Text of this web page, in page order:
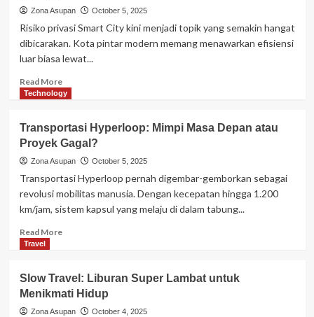
Roommate:
Apakah
Jadi
Normal
Masa
Depan?
Zona Asupan October 5, 2025
Risiko privasi Smart City kini menjadi topik yang semakin hangat
dibicarakan. Kota pintar modern memang menawarkan efisiensi
luar biasa lewat...
Read MoreRead
more
City
Gelap:
Risiko
Privasi
Balik
Kota
Technology
Transportasi Hyperloop: Mimpi Masa Depan atau
Proyek Gagal?
Zona Asupan October 5, 2025
Transportasi Hyperloop pernah digembar-gemborkan sebagai
revolusi mobilitas manusia. Dengan kecepatan hingga 1.200
km/jam, sistem kapsul yang melaju di dalam tabung...
Read MoreRead
Hyperloop:
Mimpi
Masa
Travel
Slow Travel: Liburan Super Lambat untuk
Menikmati Hidup
Zona Asupan October 4, 2025